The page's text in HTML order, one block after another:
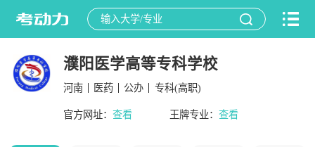
濮阳医学高等专科学校
河南 医药 公办 专科(高职)
官方网址： 查看 王牌专业：查看